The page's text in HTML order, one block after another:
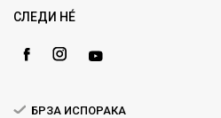
Gift Card
Замена и рефундација на производи
СЛЕДИ НÉ
БРЗА ИСПОРАКА